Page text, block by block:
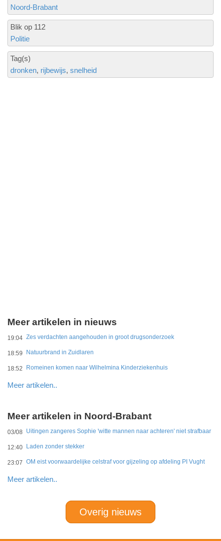
Noord-Brabant
Blik op 112
Politie
Tag(s)
dronken rijbewijs snelheid
Meer artikelen in nieuws
19:04 Zes verdachten aangehouden in groot drugsonderzoek
18:59 Natuurbrand in Zuidlaren
18:52 Romeinen komen naar Wilhelmina Kinderziekenhuis
Meer artikelen..
Meer artikelen in Noord-Brabant
03/08 Uitingen zangeres Sophie 'witte mannen naar achteren' niet strafbaar
12:40 Laden zonder stekker
23:07 OM eist voorwaardelijke celstraf voor gijzeling op afdeling PI Vught
Meer artikelen..
Overig nieuws